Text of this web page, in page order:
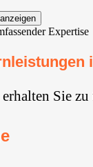
Sie zu